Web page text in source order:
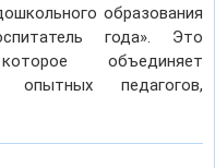
образования
года». Это
объединяет
опытных педагогов,